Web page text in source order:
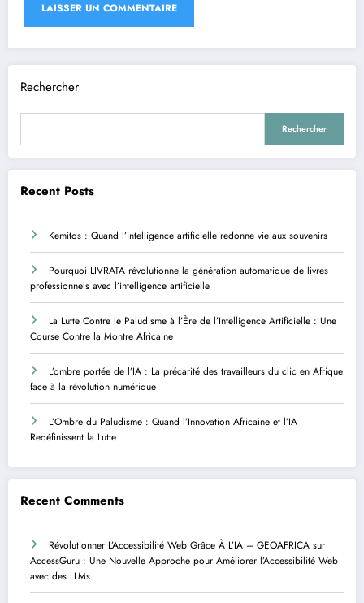
Rechercher
Rechercher
Recent Posts
Kemitos : Quand l’intelligence artificielle redonne vie aux souvenirs
Pourquoi LIVRATA révolutionne la génération automatique de livres
professionnels avec l’intelligence artificielle
La Lutte Contre le Paludisme à l’Ère de l’Intelligence Artificielle : Une
Course Contre la Montre Africaine
L’ombre portée de l’IA : La précarité des travailleurs du clic en Afrique
face à la révolution numérique
L’Ombre du Paludisme : Quand l’Innovation Africaine et l’IA
Redéfinissent la Lutte
Recent Comments
Révolutionner L’Accessibilité Web Grâce À L’IA – GEOAFRICA sur
AccessGuru : Une Nouvelle Approche pour Améliorer l’Accessibilité Web
avec des LLMs